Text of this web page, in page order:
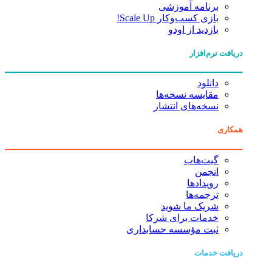
برنامه آموزشی
بازی کسب‌وکار Scale Up!
بازدید از اودو
دریافت نرم‌افزار
دانلود
مقایسه نسخه‌ها
نسخه‌های انتشار
همکاری
گیت‌هاب
انجمن
رویدادها
ترجمه‌ها
شریک ما شوید
خدمات برای شرکا
ثبت مؤسسه حسابداری
دریافت خدمات